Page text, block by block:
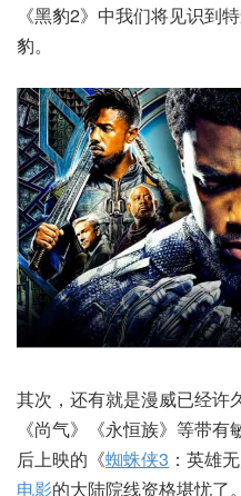
《黑豹2》中我们将见识到
豹。
其次，还有就是漫威已经许
《尚气》《永恒族》等带
后上映的《蜘蛛侠3 ：英雄
电影的大陆院线资格堪忧了。